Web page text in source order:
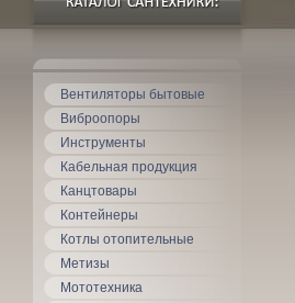
Вентиляторы бытовые
Виброопоры
Инструменты
Кабельная продукция
Канцтовары
Контейнеры
Котлы отопительные
Метизы
Мототехника